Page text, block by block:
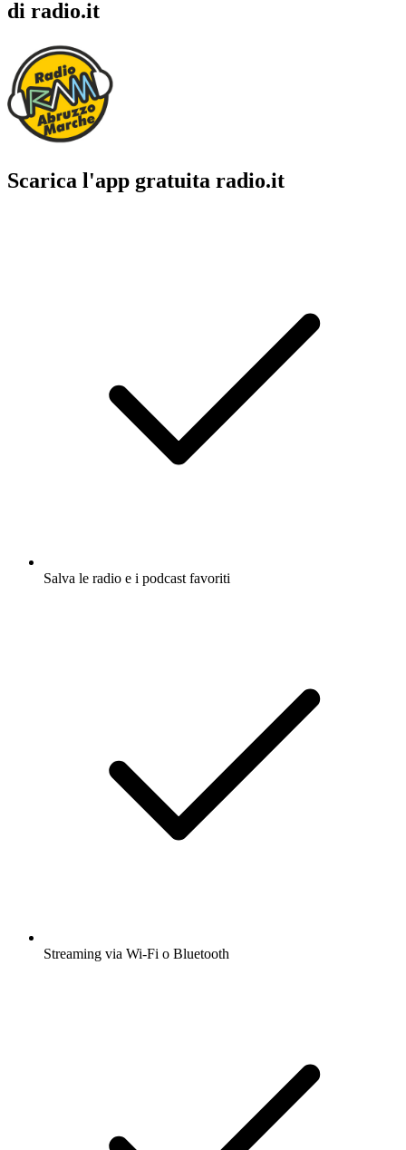
di radio.it
Scarica l'app gratuita radio.it
Salva le radio e i podcast favoriti
Streaming via Wi-Fi o Bluetooth